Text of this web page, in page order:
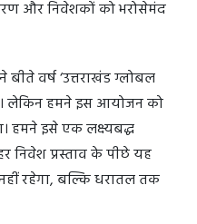
और निवेशकों को भरोसेमंद
वर्ष ‘उत्तराखंड ग्लोबल
लेकिन हमने इस आयोजन को
हमने इसे एक लक्ष्यबद्ध
निवेश प्रस्ताव के पीछे यह
रहेगा, बल्कि धरातल तक